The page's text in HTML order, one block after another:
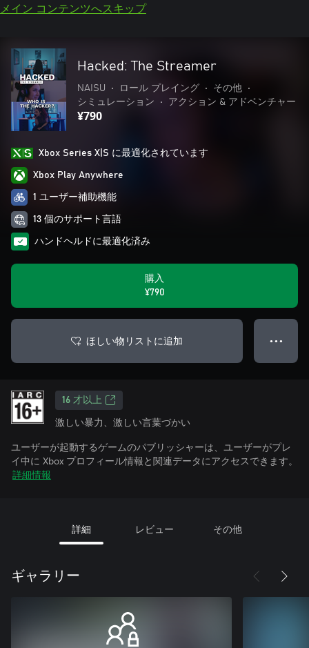
メイン コンテンツへスキップ
Hacked: The Streamer
NAISU • ロール プレイング • その他
•
シミュレーション
• アクション & アドベンチャー
¥790
Xbox Series X|S に最適化されています
Xbox Play Anywhere
1 ユーザー補助機能
13 個のサポート言語
ハンドヘルドに最適化済み
購入
¥790
ほしい物リストに追加 ● ● ●
16 才以上
激しい暴力、激しい言葉づかい
ユーザーが起動するゲームのパブリッシャーは、ユーザーがプレ
イ中に Xbox プロフィール情報と関連データにアクセスできます。
詳細情報
詳細 レビュー その他
ギャラリー